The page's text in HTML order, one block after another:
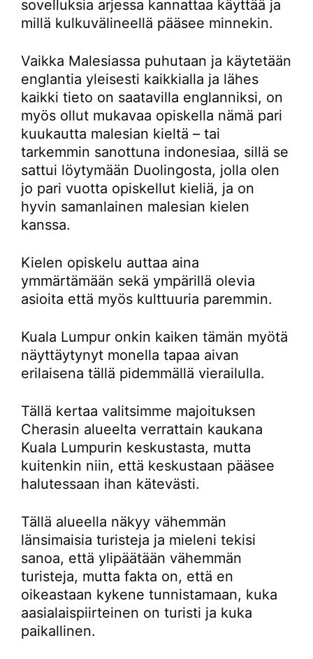
sovelluksia arjessa kannattaa käyttää ja
millä kulkuvälineellä pääsee minnekin.
Vaikka Malesiassa puhutaan ja käytetään
englantia yleisesti kaikkialla ja lähes
kaikki tieto on saatavilla englanniksi, on
myös ollut mukavaa opiskella nämä pari
kuukautta malesian kieltä – tai
tarkemmin sanottuna indonesiaa, sillä se
sattui löytymään Duolingosta, jolla olen
jo pari vuotta opiskellut kieliä, ja on
hyvin samanlainen malesian kielen
kanssa.
Kielen opiskelu auttaa aina
ymmärtämään sekä ympärillä olevia
asioita että myös kulttuuria paremmin.
Kuala Lumpur onkin kaiken tämän myötä
näyttäytynyt monella tapaa aivan
erilaisena tällä pidemmällä vierailulla.
Tällä kertaa valitsimme majoituksen
Cherasin alueelta verrattain kaukana
Kuala Lumpurin keskustasta, mutta
kuitenkin niin, että keskustaan pääsee
halutessaan ihan kätevästi.
Tällä alueella näkyy vähemmän
länsimaisia turisteja ja mieleni tekisi
sanoa, että ylipäätään vähemmän
turisteja, mutta fakta on, että en
oikeastaan kykene tunnistamaan, kuka
aasialaispiirteinen on turisti ja kuka
paikallinen.